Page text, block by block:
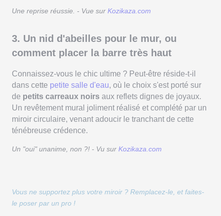
Une reprise réussie. - Vue sur Kozikaza.com
3. Un nid d'abeilles pour le mur, ou
comment placer la barre très haut
Connaissez-vous le chic ultime ? Peut-être réside-t-il
dans cette petite salle d'eau, où le choix s'est porté sur
de petits carreaux noirs aux reflets dignes de joyaux.
Un revêtement mural joliment réalisé et complété par un
miroir circulaire, venant adoucir le tranchant de cette
ténébreuse crédence.
Un "oui" unanime, non ?! - Vu sur Kozikaza.com
Vous ne supportez plus votre miroir ? Remplacez-le, et faites-
le poser par un pro !